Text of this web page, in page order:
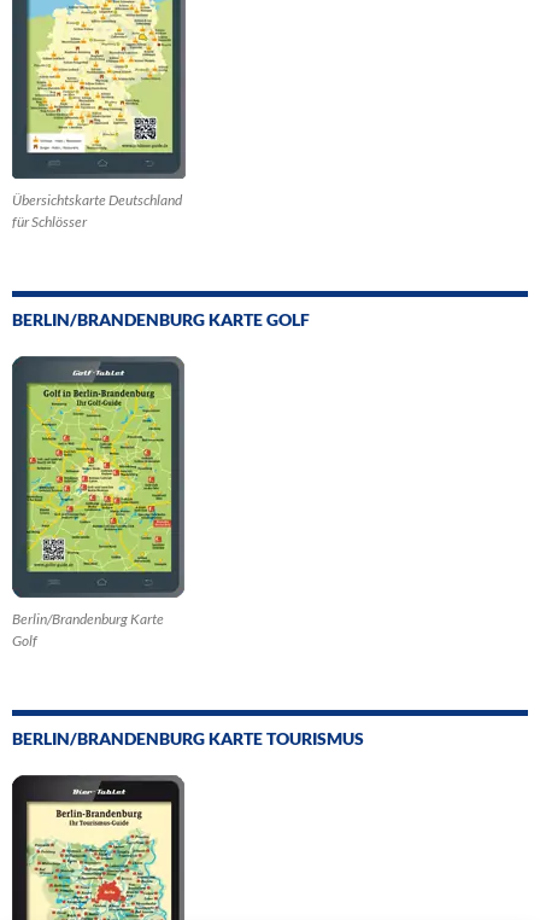
Übersichtskarte Deutschland
für Schlösser
BERLIN/BRANDENBURG KARTE GOLF
Berlin/Brandenburg Karte
Golf
BERLIN/BRANDENBURG KARTE TOURISMUS